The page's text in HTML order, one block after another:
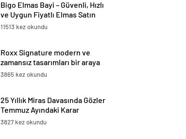
Bigo Elmas Bayi – Güvenli, Hızlı
ve Uygun Fiyatlı Elmas Satın
Almanın Yeni Adresi
11513 kez okundu
Roxx Signature modern ve
zamansız tasarımları bir araya
getiriyor
3865 kez okundu
25 Yıllık Miras Davasında Gözler
Temmuz Ayındaki Karar
Duruşmasına Çevrildi
3827 kez okundu